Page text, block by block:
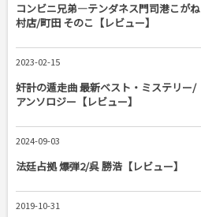
コンビニ兄弟―テンダネス門司港こがね
村店/町田 そのこ【レビュー】
2023-02-15
奸計の遁走曲 最新ベスト・ミステリー/
アンソロジー【レビュー】
2024-09-03
法廷占拠 爆弾2/呉 勝浩【レビュー】
2019-10-31